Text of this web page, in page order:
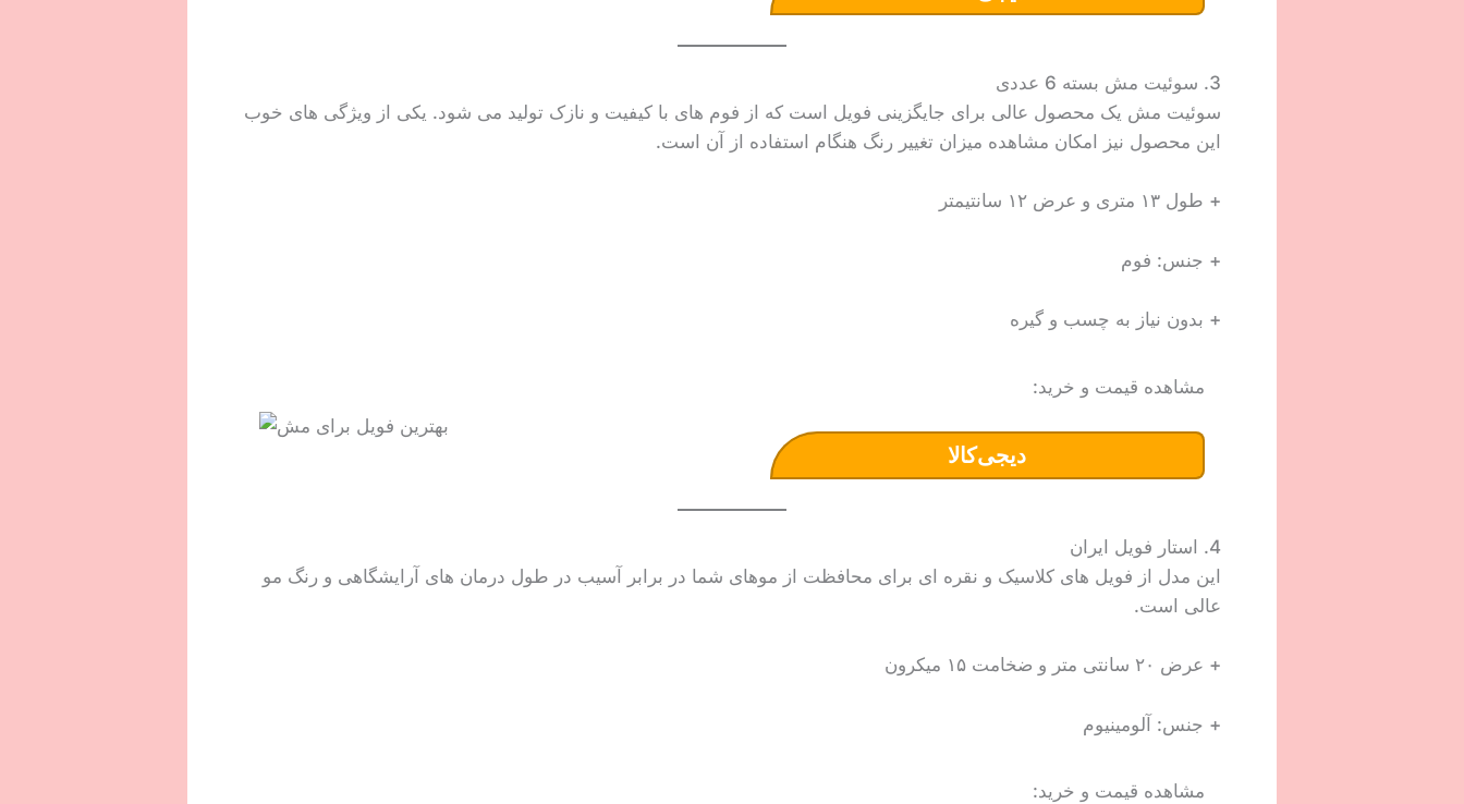
3. سوئیت مش بسته 6 عددی
سوئیت مش یک محصول عالی برای جایگزینی فویل است که از فوم های با کیفیت و نازک تولید می شود. یکی از ویژگی های خوب
این محصول نیز امکان مشاهده میزان تغییر رنگ هنگام استفاده از آن است.
+ طول ۱۳ متری و عرض ۱۲ سانتیمتر
+ جنس: فوم
+ بدون نیاز به چسب و گیره
مشاهده قیمت و خرید:
دیجی‌کالا
4. استار فویل ایران
این مدل از فویل های کلاسیک و نقره ای برای محافظت از موهای شما در برابر آسیب در طول درمان های آرایشگاهی و رنگ مو
عالی است.
+ عرض ۲۰ سانتی متر و ضخامت ۱۵ میکرون
+ جنس: آلومینیوم
مشاهده قیمت و خرید: